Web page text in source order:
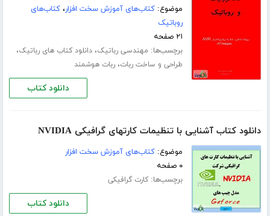
موضوع:کتاب‌های آموزش سخت افزار،کتاب‌های
روباتیک
۲۱ صفحه
برچسب‌ها: مهندسی رباتیک،دانلود کتاب های رباتیک،
طراحی و ساخت ربات،ربات هوشمند
دانلود کتاب
دانلود کتاب آشنایی با تنظیمات کارتهای گرافیکی NVIDIA
موضوع:کتاب‌های آموزش سخت افزار
۰ صفحه
برچسب‌ها:کارت گرافیکی
دانلود کتاب